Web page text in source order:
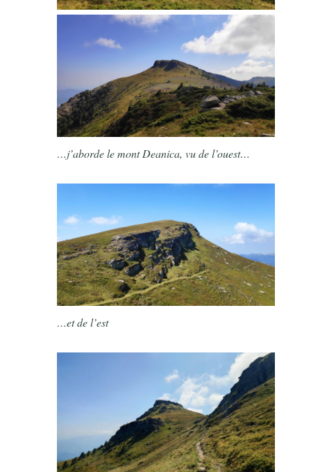
…j’aborde le mont Deanica, vu de l’ouest…
…et de l’est